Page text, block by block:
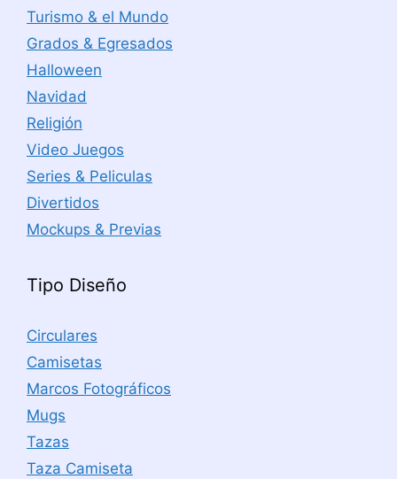
Turismo & el Mundo
Grados & Egresados
Halloween
Navidad
Religión
Video Juegos
Series & Peliculas
Divertidos
Mockups & Previas
Tipo Diseño
Circulares
Camisetas
Marcos Fotográficos
Mugs
Tazas
Taza Camiseta